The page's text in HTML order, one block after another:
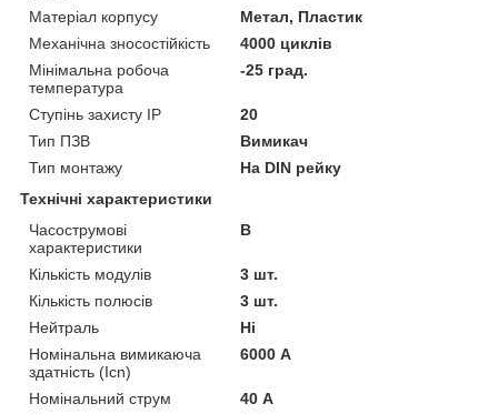
Матеріал корпусу
Метал, Пластик
Механічна зносостійкість
4000 циклів
Мінімальна робоча
температура
-25 град.
Ступінь захисту IP
20
Тип ПЗВ
Вимикач
Тип монтажу
На DIN рейку
Технічні характеристики
Часострумові
характеристики
B
Кількість модулів
3 шт.
Кількість полюсів
3 шт.
Нейтраль
Ні
Номінальна вимикаюча
здатність (Icn)
6000 А
Номінальний струм
40 А